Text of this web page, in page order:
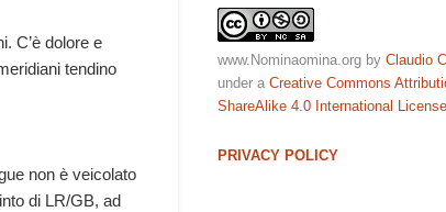
C’è dolore e
tendino
non è veicolato
di LR/GB, ad
www.Nominaomina.org byClaudio
under aCreative Commons
ShareAlike 4.0 International License
PRIVACY POLICY